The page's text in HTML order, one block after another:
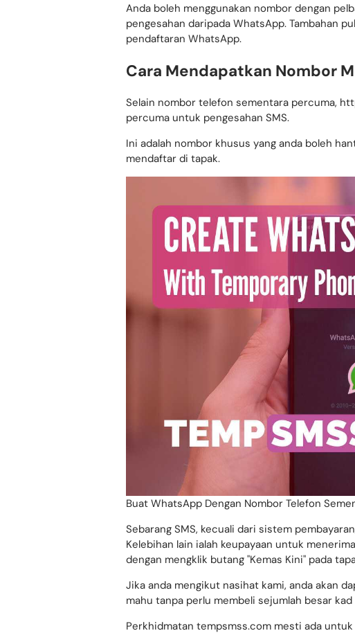
Anda boleh menggunakan nombor dengan
pengesahan daripada WhatsApp. Tambahan
pendaftaran WhatsApp.
Cara Mendapatkan Nombor
Selain nombor telefon sementara percuma,
percuma untuk pengesahan SMS.
Ini adalah nombor khusus yang anda boleh
mendaftar di tapak.
Buat WhatsApp Dengan Nombor Telefon
Sebarang SMS, kecuali dari sistem
Kelebihan lain ialah keupayaan untuk
dengan mengklik butang "Kemas Kini" pada
Jika anda mengikut nasihat kami, anda akan
mahu tanpa perlu membeli sejumlah besar kad